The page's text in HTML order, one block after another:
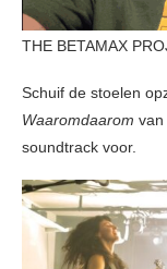
THE BETAMAX
Schuif de stoelen
Waaromdaarom van
soundtrack voor.